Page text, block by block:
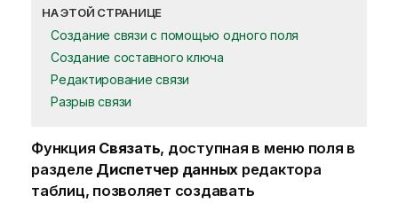
НА ЭТОЙ СТРАНИЦЕ
Создание связи с помощью одного поля
Создание составного ключа
Редактирование связи
Разрыв связи
Функция Связать, доступная в меню поля в
разделе Диспетчер данных редактора
таблиц, позволяет создавать